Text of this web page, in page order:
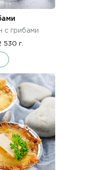
с грибами
530 г.